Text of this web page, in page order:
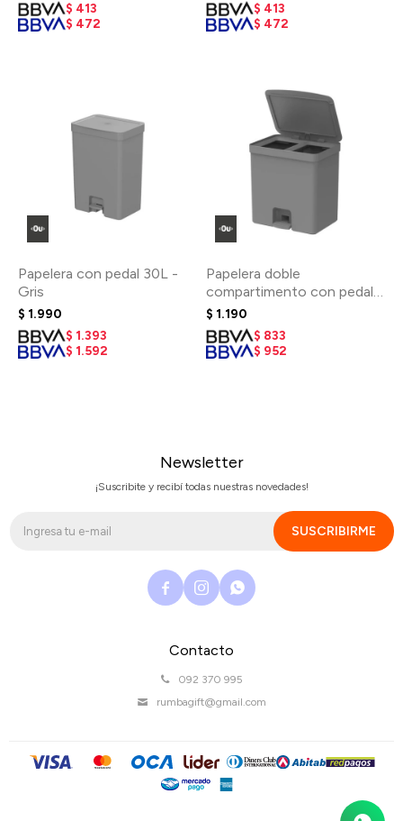
$ 413
$ 472
$ 413
$ 472
Papelera con pedal 30L -
Gris
$ 1.990
$ 1.393
$ 1.592
Papelera doble
compartimento con pedal
20L - Gris
$ 1.190
$ 833
$ 952
Contacto
092 370 995
rumbagift@gmail.com
Newsletter
¡Suscribite y recibí todas nuestras novedades!
SUSCRIBIRME
  